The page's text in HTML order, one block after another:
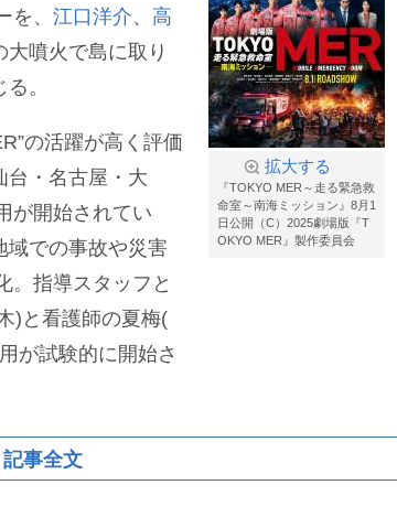
拡大する
『TOKYO MER～走る緊急救
命室～南海ミッション』8月1
日公開（C）2025劇場版『T
OKYO MER』製作委員会
、 江口洋介、 高
大噴火で島に取り
。
の活躍が高く評価
台・名古屋・大
が開始されてい
域での事故や災害
。指導スタッフと
)と看護師の夏梅(
が試験的に開始さ
記事全文